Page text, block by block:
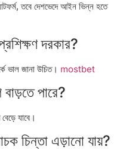
তবে দেশভেদে আইন ভিন্ন হতে
দরকার?
ভাল জানা উচিত। mostbet
পারে?
যাবে।
চিন্তা এড়ানো যায়?